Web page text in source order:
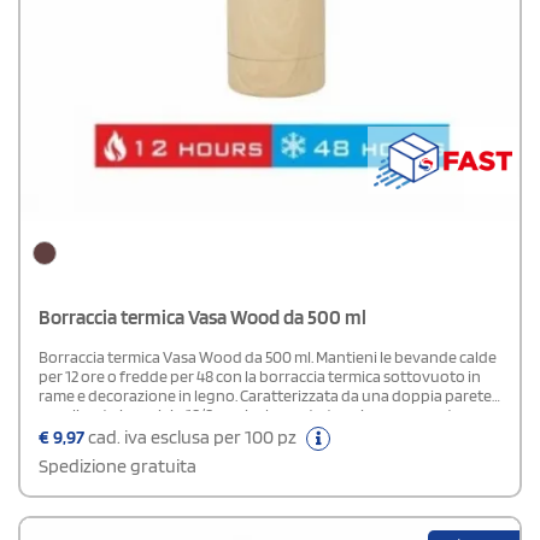
Borraccia termica Vasa Wood da 500 ml
Borraccia termica Vasa Wood da 500 ml. Mantieni le bevande calde
per 12 ore o fredde per 48 con la borraccia termica sottovuoto in
rame e decorazione in legno. Caratterizzata da una doppia parete
e realizzata in acciaio 18/8 con isolamento termico e con parte
interna placcata in rame, significa che la tua bevanda viene
conservata calda o ghiacciata in base alle tue esigenze. La
borraccia ha un aspetto di legno naturale.Presentata in una
confezione regalo Avenue.
€9,97cad. iva esclusa per 100 pz
Spedizione gratuita